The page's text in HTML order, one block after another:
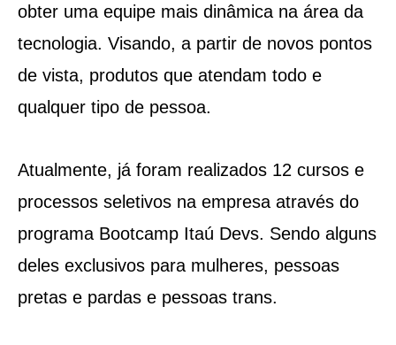
obter uma equipe mais dinâmica na área da
tecnologia. Visando, a partir de novos pontos
de vista, produtos que atendam todo e
qualquer tipo de pessoa.
Atualmente, já foram realizados 12 cursos e
processos seletivos na empresa através do
programa Bootcamp Itaú Devs. Sendo alguns
deles exclusivos para mulheres, pessoas
pretas e pardas e pessoas trans.